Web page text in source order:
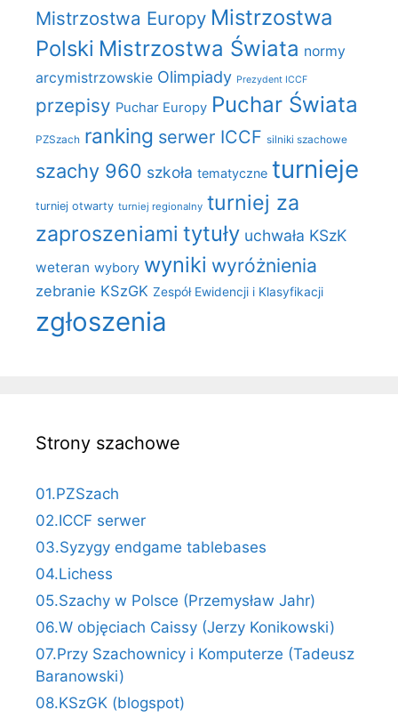
Mistrzostwa Europy Mistrzostwa
Polski Mistrzostwa Świata normy
arcymistrzowskie Olimpiady Prezydent ICCF
przepisy Puchar Europy Puchar Świata
PZSzach ranking serwer ICCF silniki szachowe
szachy 960 szkoła tematyczne turnieje
turniej otwarty turniej regionalny turniej za
zaproszeniami tytuły uchwała KSzK
weteran wybory wyniki wyróżnienia
zebranie KSzGK Zespół Ewidencji i Klasyfikacji
zgłoszenia
Strony szachowe
01.PZSzach
02.ICCF serwer
03.Syzygy endgame tablebases
04.Lichess
05.Szachy w Polsce (Przemysław Jahr)
06.W objęciach Caissy (Jerzy Konikowski)
07.Przy Szachownicy i Komputerze (Tadeusz
Baranowski)
08.KSzGK (blogspot)